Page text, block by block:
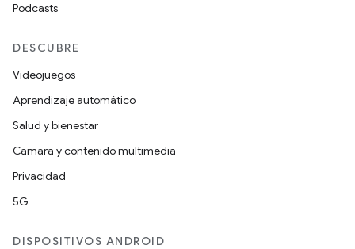
Podcasts
DESCUBRE
Videojuegos
Aprendizaje automático
Salud y bienestar
Cámara y contenido multimedia
Privacidad
5G
DISPOSITIVOS ANDROID